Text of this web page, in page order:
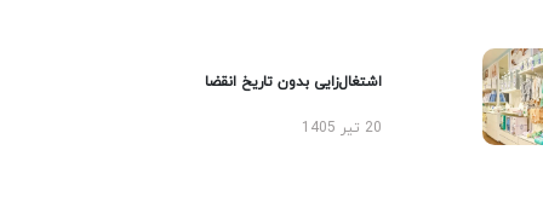
اشتغال‌زایی بدون تاریخ انقضا
20 تیر 1405